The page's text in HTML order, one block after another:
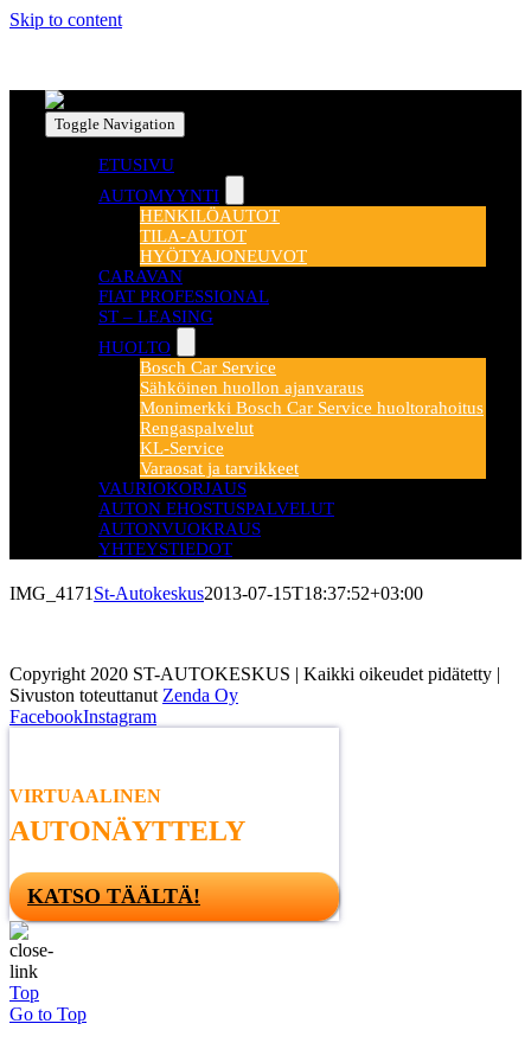
Skip to content
Toggle Navigation
ETUSIVU
AUTOMYYNTI
HENKILÖAUTOT
TILA-AUTOT
HYÖTYAJONEUVOT
CARAVAN
FIAT PROFESSIONAL
ST – LEASING
HUOLTO
Bosch Car Service
Sähköinen huollon ajanvaraus
Monimerkki Bosch Car Service huoltorahoitus
Rengaspalvelut
KL-Service
Varaosat ja tarvikkeet
VAURIOKORJAUS
AUTON EHOSTUSPALVELUT
AUTONVUOKRAUS
YHTEYSTIEDOT
IMG_4171 St-Autokeskus2013-07-15T18:37:52+03:00
Copyright 2020 ST-AUTOKESKUS | Kaikki oikeudet pidätetty |
Sivuston toteuttanut Zenda Oy
FacebookInstagram
VIRTUAALINEN
AUTONÄYTTELY
KATSO TÄÄLTÄ!
Top
Go to Top